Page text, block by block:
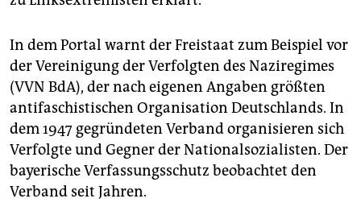
In dem Portal warnt der Freistaat zum Beispiel vor
der Vereinigung der Verfolgten des Naziregimes
(VVN BdA), der nach eigenen Angaben größten
antifaschistischen Organisation Deutschlands. In
dem 1947 gegründeten Verband organisieren sich
Verfolgte und Gegner der Nationalsozialisten. Der
bayerische Verfassungsschutz beobachtet den
Verband seit Jahren.